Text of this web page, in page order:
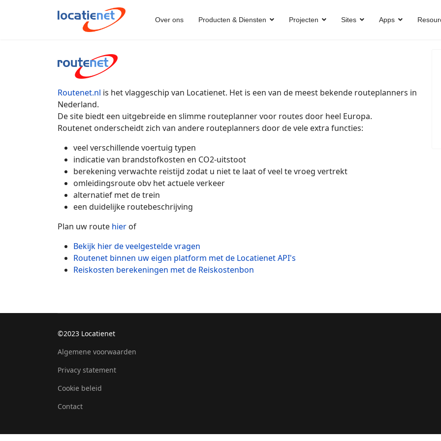
Over ons Producten & Diensten Projecten Sites Apps
Routenet.nl is het vlaggeschip van Locatienet. Het is een van de meest bekende routeplanners in
Nederland.
De site biedt een uitgebreide en slimme routeplanner voor routes door heel Europa.
Routenet onderscheidt zich van andere routeplanners door de vele extra functies:
veel verschillende voertuig typen
indicatie van brandstofkosten en CO2-uitstoot
berekening verwachte reistijd zodat u niet te laat of veel te vroeg vertrekt
omleidingsroute obv het actuele verkeer
alternatief met de trein
een duidelijke routebeschrijving
Plan uw route hier of
Bekijk hier de veelgestelde vragen
Routenet binnen uw eigen platform met de Locatienet API's
Reiskosten berekeningen met de Reiskostenbon
©2023 Locatienet
Algemene voorwaarden
Privacy statement
Cookie beleid
Contact